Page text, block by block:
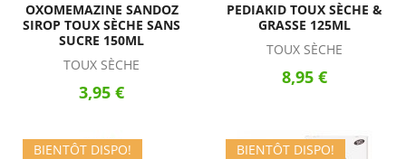
OXOMEMAZINE SANDOZ
SIROP TOUX SÈCHE SANS
SUCRE 150ML
TOUX SÈCHE
3,95 €
PEDIAKID TOUX SÈCHE &
GRASSE 125ML
TOUX SÈCHE
8,95 €
BIENTÔT DISPO! BIENTÔT DISPO!